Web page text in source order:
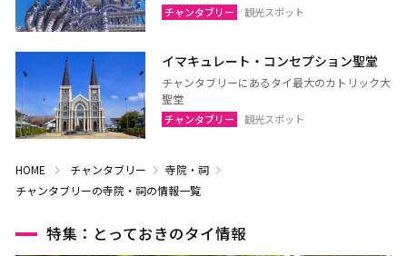
チャンタブリー 観光スポット
イマキュレート・コンセプション聖堂
チャンタブリーにあるタイ最大のカトリック大
聖堂
チャンタブリー 観光スポット
HOME チャンタブリー
寺院・祠
チャンタブリーの寺院・祠の情報一覧
特集：とっておきのタイ情報